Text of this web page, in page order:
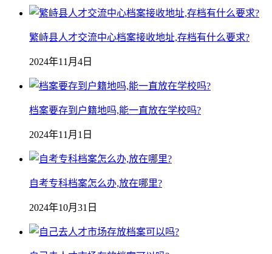
繁峙县人才交流中心档案接收地址,存档有什么要求?
2024年11月4日
档案要存到户籍地吗,能一直放在学校吗?
2024年11月1日
自考专科档案怎么办,放在哪里?
2024年10月31日